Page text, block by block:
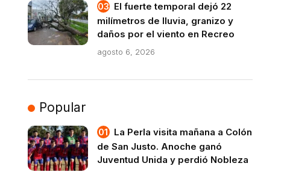
El fuerte temporal dejó 22
milímetros de lluvia, granizo y
daños por el viento en Recreo
agosto 6, 2026
Popular
La Perla visita mañana a Colón
de San Justo. Anoche ganó
Juventud Unida y perdió Nobleza